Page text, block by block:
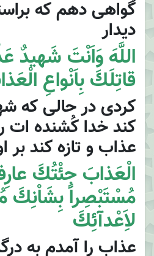
گواهى دهم كه
ديدار
اللَّهَ وَاَنْتَ شَهيدٌ
قاتِلَكَ بِاَنْواعِ
كردى در حالى كه
كند خدا كُشنده ات
عذاب و تازه كند بر
الْعَذابَ جِئْتُكَ
مُسْتَبْصِراً بِشَاْنِكَ
لاَِعْدآئِكَ
عذاب را آمدم به